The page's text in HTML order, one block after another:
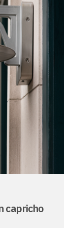
capricho